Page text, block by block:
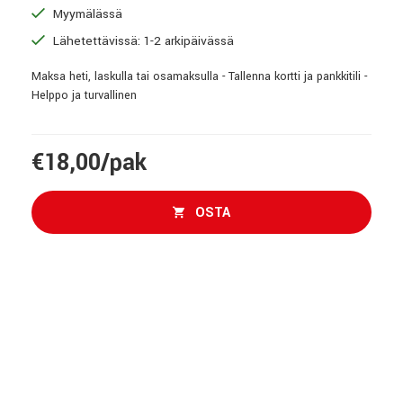
Myymälässä
Lähetettävissä: 1-2 arkipäivässä
Maksa heti, laskulla tai osamaksulla - Tallenna kortti ja pankkitili -
Helppo ja turvallinen
€18,00/pak
OSTA